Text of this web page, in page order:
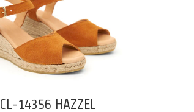
CL-14356 HAZZEL